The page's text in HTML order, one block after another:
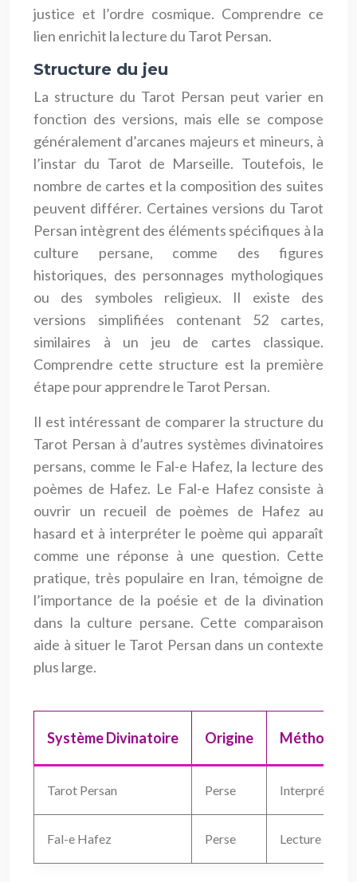
justice et l’ordre cosmique. Comprendre ce
lien enrichit la lecture du Tarot Persan.
Structure du jeu
La structure du Tarot Persan peut varier en
fonction des versions, mais elle se compose
généralement d’arcanes majeurs et mineurs, à
l’instar du Tarot de Marseille. Toutefois, le
nombre de cartes et la composition des suites
peuvent différer. Certaines versions du Tarot
Persan intègrent des éléments spécifiques à la
culture persane, comme des figures
historiques, des personnages mythologiques
ou des symboles religieux. Il existe des
versions simplifiées contenant 52 cartes,
similaires à un jeu de cartes classique.
Comprendre cette structure est la première
étape pour apprendre le Tarot Persan.
Il est intéressant de comparer la structure du
Tarot Persan à d’autres systèmes divinatoires
persans, comme le Fal-e Hafez, la lecture des
poèmes de Hafez. Le Fal-e Hafez consiste à
ouvrir un recueil de poèmes de Hafez au
hasard et à interpréter le poème qui apparaît
comme une réponse à une question. Cette
pratique, très populaire en Iran, témoigne de
l’importance de la poésie et de la divination
dans la culture persane. Cette comparaison
aide à situer le Tarot Persan dans un contexte
plus large.
Système Divinatoire Origine Méthode
Tarot Persan Perse Interprétation
Fal-e Hafez Perse Lecture